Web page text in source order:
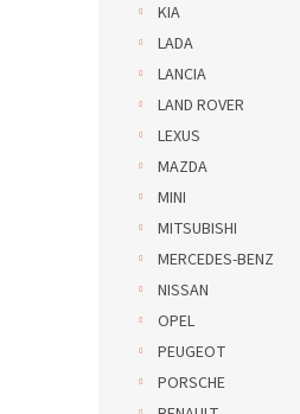
KIA
LADA
LANCIA
LAND ROVER
LEXUS
MAZDA
MINI
MITSUBISHI
MERCEDES-BENZ
NISSAN
OPEL
PEUGEOT
PORSCHE